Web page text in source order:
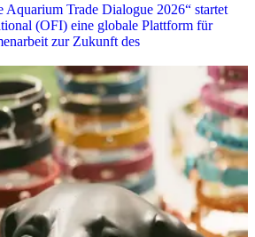
Trade Dialogue 2026“ startet
(OFI) eine globale Plattform für
zur Zukunft des